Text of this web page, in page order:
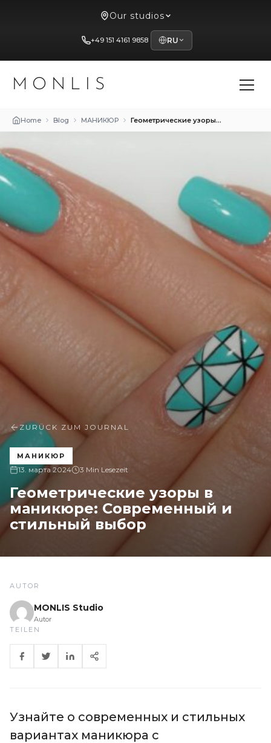
Our studios
+49 151 4161 9858 RU
MONLIS
Home Blog МАНИКЮР Геометрические узоры в маникюре: Современный и стильный выбор
ZURÜCK ZUM JOURNAL
МАНИКЮР
13. марта 2024 3 Min Lesezeit
Геометрические узоры в
маникюре: Современный и
стильный выбор
AUTOR
MONLIS Studio
Autor
TEILEN
Узнайте о современных и стильных
вариантах маникюра с